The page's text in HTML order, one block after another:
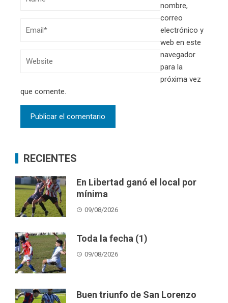
nombre,
correo
electrónico y
web en este
navegador
para la
próxima vez
que comente.
RECIENTES
En Libertad ganó el local por
mínima
09/08/2026
Toda la fecha (1)
09/08/2026
Buen triunfo de San Lorenzo